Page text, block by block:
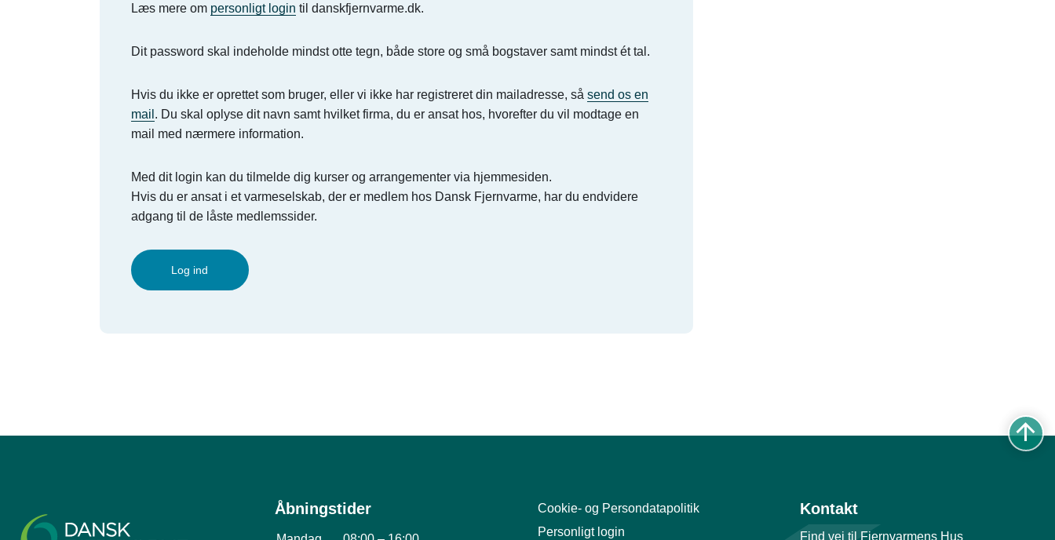
Læs mere om personligt login til danskfjernvarme.dk.
Dit password skal indeholde mindst otte tegn, både store og små bogstaver samt mindst ét tal.
Hvis du ikke er oprettet som bruger, eller vi ikke har registreret din mailadresse, så send os en
mail . Du skal oplyse dit navn samt hvilket firma, du er ansat hos, hvorefter du vil modtage en
mail med nærmere information.
Med dit login kan du tilmelde dig kurser og arrangementer via hjemmesiden.
Hvis du er ansat i et varmeselskab, der er medlem hos Dansk Fjernvarme, har du endvidere
adgang til de låste medlemssider.
Log ind
Åbningstider
Cookie- og Persondatapolitik
Personligt login
Kontakt
Find vej til Fjernvarmens Hus